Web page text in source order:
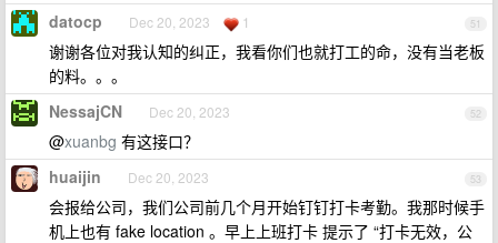
51
datocp Dec 20, 2023 1
谢谢各位对我认知的纠正，我看你们也就打工的命，没有当老板
的料。。。
52
NessajCN Dec 20, 2023
@xuanbg 有这接口？
53
huaijin Dec 20, 2023
会报给公司，我们公司前几个月开始钉钉打卡考勤。我那时候手
机上也有 fake location 。早上上班打卡 提示了 “打卡无效，公